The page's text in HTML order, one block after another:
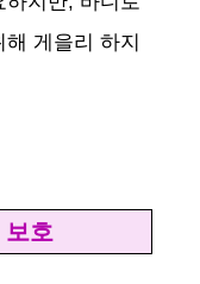
게을리 하지
보호